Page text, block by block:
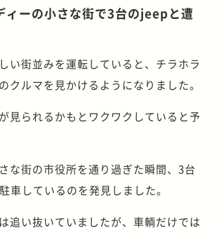
ィーの小さな街で3台のjeepと遭
い街並みを運転していると、チラホラ
クルマを見かけるようになりました。
見られるかもとワクワクしていると予
な街の市役所を通り過ぎた瞬間、3台
車しているのを発見しました。
追い抜いていましたが、車輌だけでは